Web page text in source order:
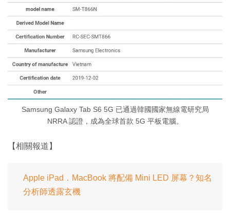
Samsung Galaxy Tab S6 5G 已通過韓國國家無線電研究局
NRRA 認證，成為全球首款 5G 平板電腦。
【相關報道】
Apple iPad．MacBook 將配備 Mini LED 屏幕？知名
分析師透露玄機